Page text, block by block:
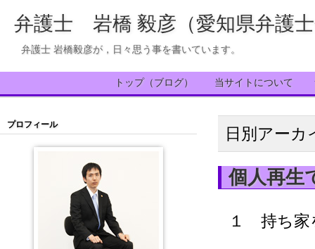
弁護士 岩橋 毅彦（愛知県弁護
弁護士 岩橋毅彦が，日々思う事を書いています。
トップ（ブログ） 当サイトについて
日別アー
個人再生
１ 持ち家
プロフィール